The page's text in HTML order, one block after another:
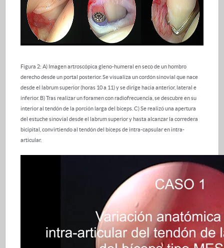
Figura 2: A) Imagen artroscópica gleno-humeral en seco de un hombro
derecho desde un portal posterior. Se visualiza un cordón sinovial que nace
desde el labrum superior (horas 10 a 11) y se dirige hacia anterior, lateral e
inferior. B) Tras realizar un foramen con radiofrecuencia, se descubre en su
interior al tendón de la porción larga del bíceps. C) Se realizó una apertura
del estuche sinovial desde el labrum superior y hasta alcanzar la corredera
bicipital, convirtiendo al tendón del bíceps de intra-capsular en intra-
articular.